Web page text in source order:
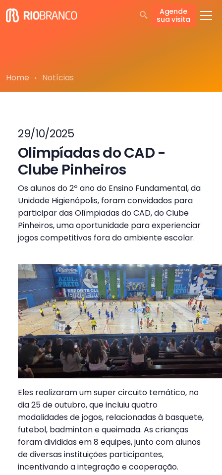
Agende
sua visita
Home Notícias
29/10/2025
Olimpíadas do CAD -
Clube Pinheiros
Os alunos do 2º ano do Ensino Fundamental, da
Unidade Higienópolis, foram convidados para
participar das Olímpiadas do CAD, do Clube
Pinheiros, uma oportunidade para experienciar
jogos competitivos fora do ambiente escolar.
Eles realizaram um super circuito temático, no
dia 25 de outubro, que incluiu quatro
modalidades de jogos, relacionadas à basquete,
futebol, badminton e queimada. As crianças
foram divididas em 8 equipes, junto com alunos
de diversas instituições participantes,
incentivando a integração e cooperação.